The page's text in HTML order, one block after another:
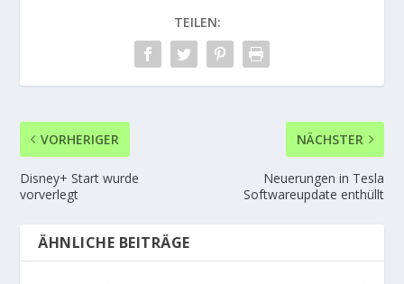
TEILEN:
VORHERIGER
Disney+ Start wurde
vorverlegt
NÄCHSTER
Neuerungen in Tesla
Softwareupdate enthüllt
ÄHNLICHE BEITRÄGE